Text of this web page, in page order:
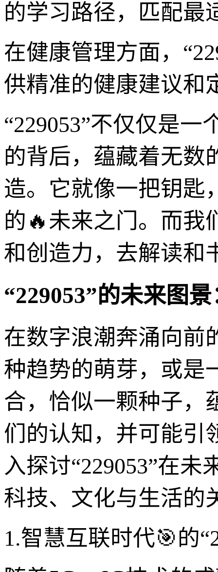
的学习路径，匹配最
在健康管理方面，
供精准的健康建议和
“229053”不仅仅是
的背后，蕴藏着无数
造。它就像一把钥匙
的🔥未来之门。而我
和创造力，去解读和
“229053”的未来图
在数字浪潮奔涌向前
种趋势的萌芽，或是
合，恰似一颗种子，
们的认知，并可能引
入探讨“229053”在
科技、文化与生活的
1.智慧互联时代🎯的